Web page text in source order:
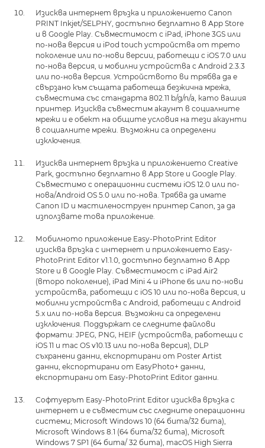
Изисква интернет връзка и приложението Canon
PRINT Inkjet/SELPHY, достъпно безплатно в App Store
и в Google Play. Съвместимост с iPad, iPhone 3GS или
по-нова версия и iPod touch устройства от трето
поколение или по-нови версии, работещи с iOS 7.0 или
по-нова версия, и мобилни устройства с Android 2.3.3
или по-нова версия. Устройството ви трябва да е
свързано към същата работеща безжична мрежа,
съвместима със стандарта 802.11 b/g/n/a, като вашия
принтер. Изисква съвместим акаунт в социалните
мрежи и е обект на общите условия на тези акаунти
в социалните мрежи. Възможни са определени
изключения.
Изисква интернет връзка и приложението Creative
Park, достъпно безплатно в App Store и Google Play.
Съвместимо с операционни системи iOS 12.0 или по-
нова/Android OS 5.0 или по-нова. Трябва да имате
Canon ID и мастиленоструен принтер Canon, за да
използвате това приложение.
Мобилното приложение Easy-PhotoPrint Editor
изисква връзка с интернет и приложението Easy-
PhotoPrint Editor v1.1.0, достъпно безплатно в App
Store и в Google Play. Съвместимост с iPad Air2
(второ поколение), iPad Mini 4 и iPhone 6s или по-нови
устройства, работещи с iOS 10 или по-нова версия, и
мобилни устройства с Android, работещи с Android
5.x или по-нова версия. Възможни са определени
изключения. Поддържат се следните файлови
формати: JPEG, PNG, HEIF (устройства, работещи с
iOS 11 и mac OS v10.13 или по-нова версия), DLP
съхранени данни, експортирани от Poster Artist
данни, експортирани от EasyPhoto+ данни,
експортирани от Easy-PhotoPrint Editor данни.
Софтуерът Easy-PhotoPrint Editor изисква връзка с
интернет и е съвместим със следните операционни
системи; Microsoft Windows 10 (64 бита/32 бита),
Microsoft Windows 8.1 (64 бита/32 бита), Microsoft
Windows 7 SP1 (64 бита/ 32 бита), macOS High Sierra